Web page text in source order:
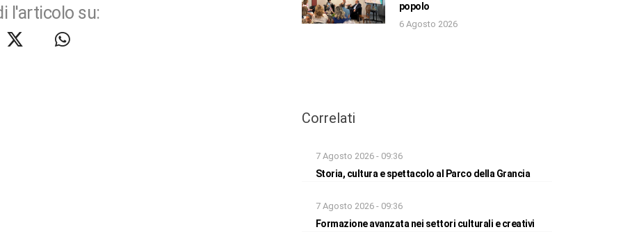
l'articolo su:
popolo
6 Agosto 2026
Correlati
7 Agosto 2026 - 09:36
Storia, cultura e spettacolo al Parco della Grancia
7 Agosto 2026 - 09:36
Formazione avanzata nei settori culturali e creativi